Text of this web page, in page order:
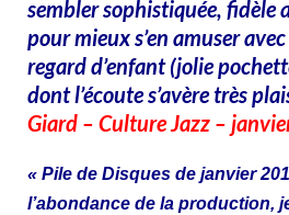
sembler sophistiquée, fidèle
pour mieux s’en amuser
regard d’enfant (jolie
dont l’écoute s’avère très
Giard – Culture Jazz –
« Pile de Disques de janvier
l’abondance de la production,